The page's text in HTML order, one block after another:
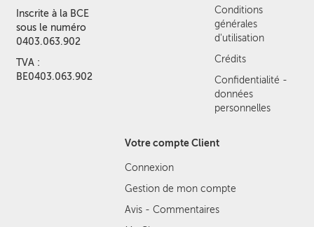
Inscrite à la BCE
sous le numéro
0403.063.902
TVA :
BE0403.063.902
Conditions
générales
d'utilisation
Crédits
Confidentialité -
données
personnelles
Votre compte Client
Connexion
Gestion de mon compte
Avis - Commentaires